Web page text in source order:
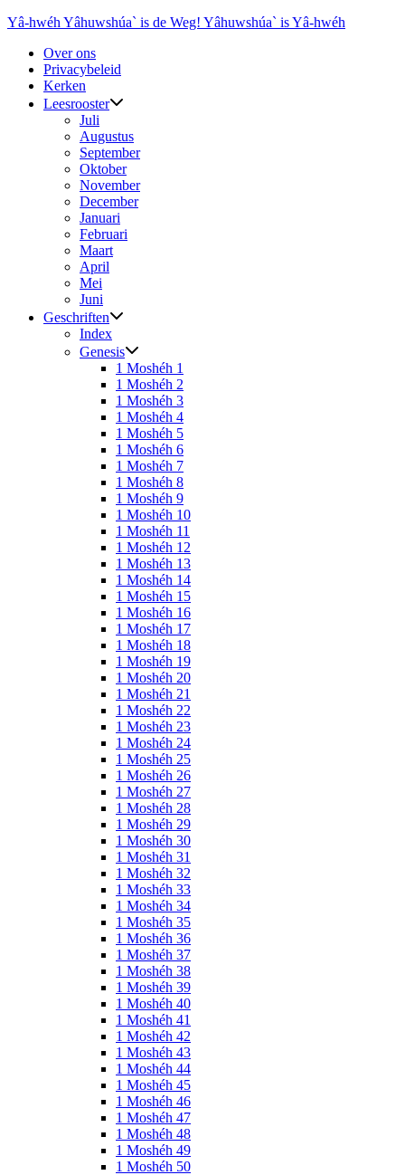
Ga
inhoud
Yâ-hwéh Yâhuwshúa` is de Weg! Yâhuwshúa` is Yâ-hwéh
Over ons
Privacybeleid
Kerken
Leesrooster
Juli
Augustus
September
Oktober
November
December
Januari
Februari
Maart
April
Mei
Juni
Geschriften
Index
Genesis
1 Moshéh 1
1 Moshéh 2
1 Moshéh 3
1 Moshéh 4
1 Moshéh 5
1 Moshéh 6
1 Moshéh 7
1 Moshéh 8
1 Moshéh 9
1 Moshéh 10
1 Moshéh 11
1 Moshéh 12
1 Moshéh 13
1 Moshéh 14
1 Moshéh 15
1 Moshéh 16
1 Moshéh 17
1 Moshéh 18
1 Moshéh 19
1 Moshéh 20
1 Moshéh 21
1 Moshéh 22
1 Moshéh 23
1 Moshéh 24
1 Moshéh 25
1 Moshéh 26
1 Moshéh 27
1 Moshéh 28
1 Moshéh 29
1 Moshéh 30
1 Moshéh 31
1 Moshéh 32
1 Moshéh 33
1 Moshéh 34
1 Moshéh 35
1 Moshéh 36
1 Moshéh 37
1 Moshéh 38
1 Moshéh 39
1 Moshéh 40
1 Moshéh 41
1 Moshéh 42
1 Moshéh 43
1 Moshéh 44
1 Moshéh 45
1 Moshéh 46
1 Moshéh 47
1 Moshéh 48
1 Moshéh 49
1 Moshéh 50